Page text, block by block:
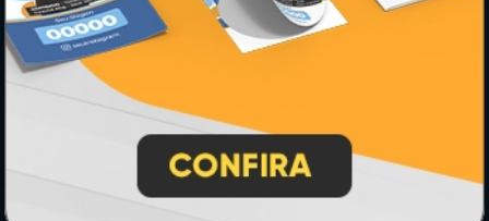
Termos de Uso
Relatório de Transparência e Igualdade
Salarial
INSTRUÇÕES